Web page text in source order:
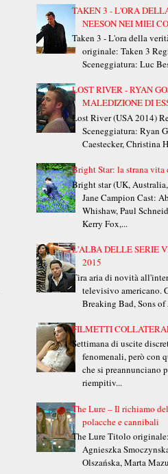
TAKEN 3 - L'ORA
NEESON NEI MIEI
Taken 3 - L'ora della
originale: Taken 3
Sceneggiatura: Luc
LOST RIVER - RYAN
MALEDIZIONE DI
Lost River (USA 2014)
Sceneggiatura: Ryan
Caestecker, Christina
Bright Star: la strana vita
Bright star (UK,
Jane Campion Cast:
Whishaw, Paul
Kerry Fox,...
L'ALBA DELLE SERIE
2015
Tira aria di novità
televisivo americano.
Breaking Bad, Sons
FILMETTI
Settimana di uscite
fenomenali, però con
che si preannunciano
riempitiv...
The Lure – Il richiamo
polacche e cannibali
The Lure Titolo
Agnieszka
Olszańska, Marta